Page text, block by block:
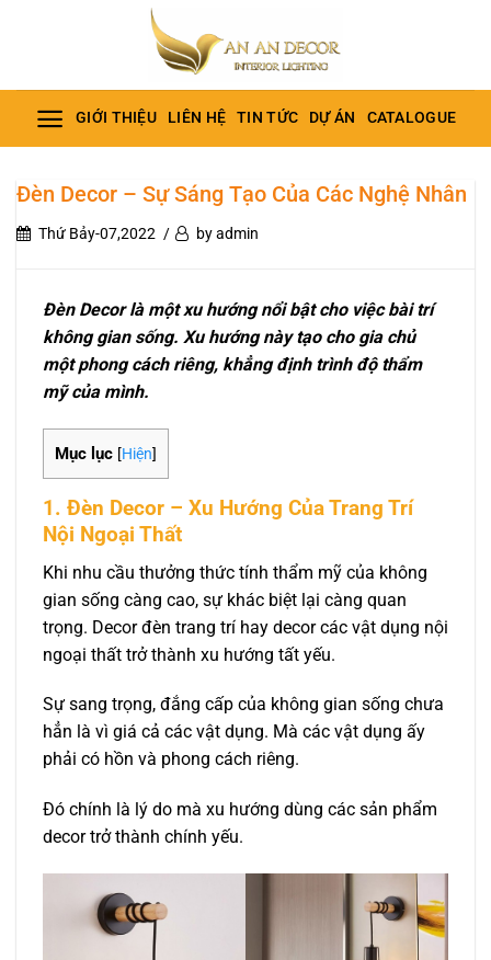
dung
GIỚI THIỆU LIÊN HỆ TIN TỨC DỰ ÁN CATALOGUE
Đèn Decor – Sự Sáng Tạo Của Các Nghệ Nhân
Thứ Bảy-07,2022 by admin
Đèn Decor là một xu hướng nổi bật cho việc bài trí
không gian sống. Xu hướng này tạo cho gia chủ
một phong cách riêng, khẳng định trình độ thẩm
mỹ của mình.
Mục lục [Hiện]
1. Đèn Decor – Xu Hướng Của Trang Trí
Nội Ngoại Thất
Khi nhu cầu thưởng thức tính thẩm mỹ của không
gian sống càng cao, sự khác biệt lại càng quan
trọng. Decor đèn trang trí hay decor các vật dụng nội
ngoại thất trở thành xu hướng tất yếu.
Sự sang trọng, đắng cấp của không gian sống chưa
hẳn là vì giá cả các vật dụng. Mà các vật dụng ấy
phải có hồn và phong cách riêng.
Đó chính là lý do mà xu hướng dùng các sản phẩm
decor trở thành chính yếu.